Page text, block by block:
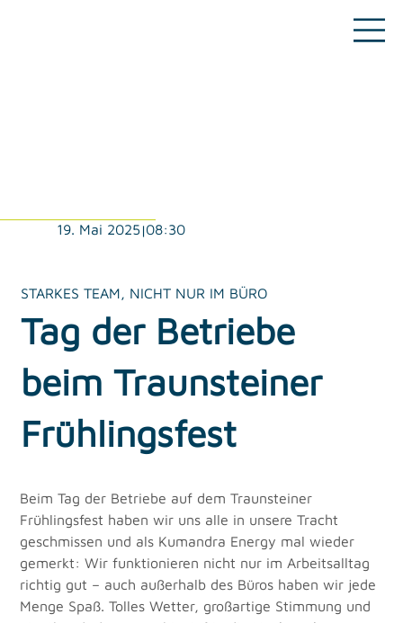
19. Mai 2025 |08:30
STARKES TEAM, NICHT NUR IM BÜRO
Tag der Betriebe
beim Traunsteiner
Frühlingsfest
Beim Tag der Betriebe auf dem Traunsteiner
Frühlingsfest haben wir uns alle in unsere Tracht
geschmissen und als Kumandra Energy mal wieder
gemerkt: Wir funktionieren nicht nur im Arbeitsalltag
richtig gut – auch außerhalb des Büros haben wir jede
Menge Spaß. Tolles Wetter, großartige Stimmung und